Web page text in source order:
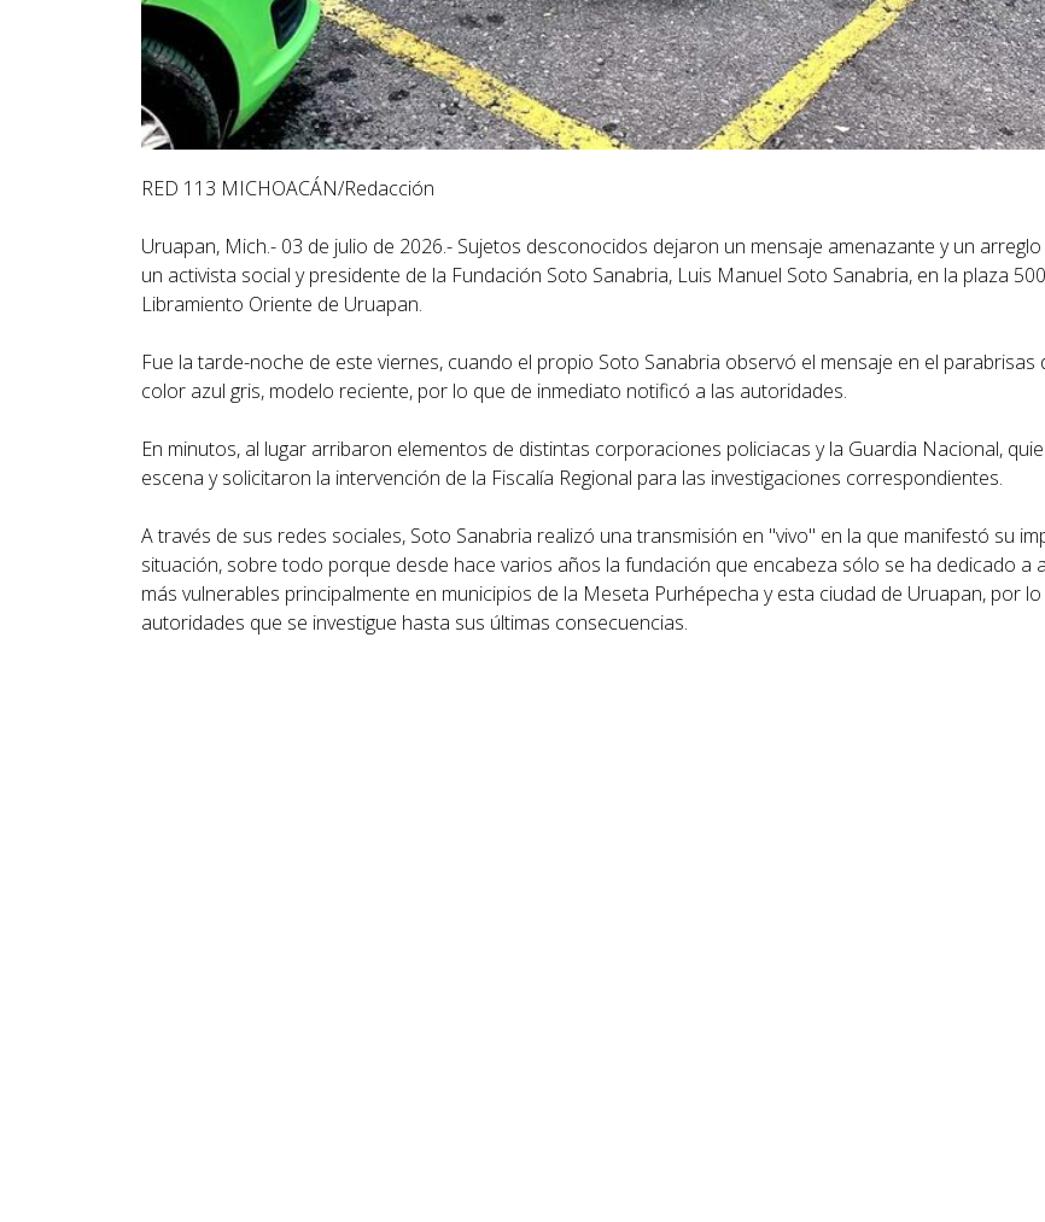
RED 113 MICHOACÁN/Redacción
Uruapan, Mich.- 03 de julio de 2026.- Sujetos desconocidos dejaron un mensaje amenazante y un
un activista social y presidente de la Fundación Soto Sanabria, Luis Manuel Soto Sanabria, en la plaza
Libramiento Oriente de Uruapan.
Fue la tarde-noche de este viernes, cuando el propio Soto Sanabria observó el mensaje en el parabrisas
color azul gris, modelo reciente, por lo que de inmediato notificó a las autoridades.
En minutos, al lugar arribaron elementos de distintas corporaciones policiacas y la Guardia Nacional,
escena y solicitaron la intervención de la Fiscalía Regional para las investigaciones correspondientes.
A través de sus redes sociales, Soto Sanabria realizó una transmisión en "vivo" en la que manifestó su
situación, sobre todo porque desde hace varios años la fundación que encabeza sólo se ha dedicado a
más vulnerables principalmente en municipios de la Meseta Purhépecha y esta ciudad de Uruapan, por
autoridades que se investigue hasta sus últimas consecuencias.